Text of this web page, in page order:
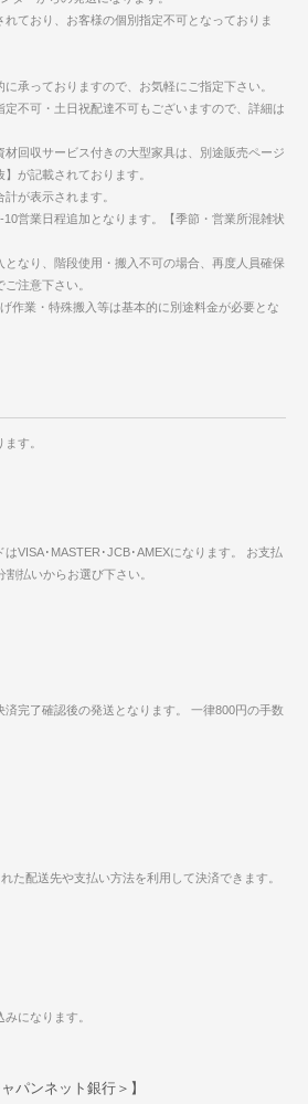
ており、お客様の個別指定不可となっておりま
承っておりますので、お気軽にご指定下さい。
不可・土日祝配達不可もございますので、詳細は
回収サービス付きの大型家具は、別途販売ページ
が記載されております。
が表示されます。
10営業日程追加となります。【季節・営業所混雑状
なり、階段使用・搬入不可の場合、再度人員確保
注意下さい。
作業・特殊搬入等は基本的に別途料金が必要とな
す。
VISA･MASTER･JCB･AMEXになります。 お支払
払いからお選び下さい。
完了確認後の発送となります。 一律800円の手数
た配送先や支払い方法を利用して決済できます。
になります。
パンネット銀行＞】